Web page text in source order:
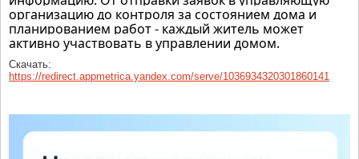
организацию до контроля за состоянием дома и
планированием работ - каждый житель может
активно участвовать в управлении домом.
Скачать:
https://redirect.appmetrica.yandex.com/serve/1036934320301860141